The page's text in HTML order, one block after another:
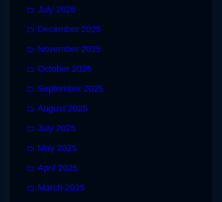
July 2026
December 2025
November 2025
October 2025
September 2025
August 2025
July 2025
May 2025
April 2025
March 2025